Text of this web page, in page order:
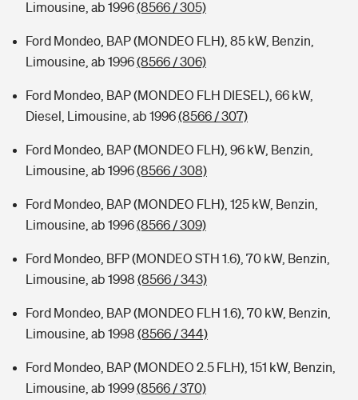
Limousine, ab 1996(8566 / 305)
Ford Mondeo, BAP (MONDEO FLH), 85 kW, Benzin,
Limousine, ab 1996(8566 / 306)
Ford Mondeo, BAP (MONDEO FLH DIESEL), 66 kW,
Diesel, Limousine, ab 1996(8566 / 307)
Ford Mondeo, BAP (MONDEO FLH), 96 kW, Benzin,
Limousine, ab 1996(8566 / 308)
Ford Mondeo, BAP (MONDEO FLH), 125 kW, Benzin,
Limousine, ab 1996(8566 / 309)
Ford Mondeo, BFP (MONDEO STH 1.6), 70 kW, Benzin,
Limousine, ab 1998 (8566 / 343)
Ford Mondeo, BAP (MONDEO FLH 1.6), 70 kW, Benzin,
Limousine, ab 1998 (8566 / 344)
Ford Mondeo, BAP (MONDEO 2.5 FLH), 151 kW, Benzin,
Limousine, ab 1999(8566 / 370)